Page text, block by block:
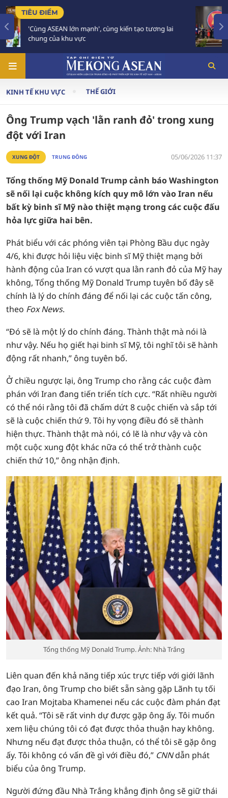
lai
59 năm ASEAN: Giữ vững đoàn kết, định
KINH TẾ KHU VỰC THẾ GIỚI
Ông Trump vạch 'lằn ranh đỏ' trong xung
đột với Iran
XUNG ĐỘT TRUNG ĐÔNG 05/06/2026 11:37
Tổng thống Mỹ Donald Trump cảnh báo Washington
sẽ nối lại cuộc không kích quy mô lớn vào Iran nếu
bất kỳ binh sĩ Mỹ nào thiệt mạng trong các cuộc đấu
hỏa lực giữa hai bên.
Phát biểu với các phóng viên tại Phòng Bầu dục ngày
4/6, khi được hỏi liệu việc binh sĩ Mỹ thiệt mạng bởi
hành động của Iran có vượt qua lằn ranh đỏ của Mỹ hay
không, Tổng thống Mỹ Donald Trump tuyên bố đây sẽ
chính là lý do chính đáng để nối lại các cuộc tấn công,
theo Fox News.
“Đó sẽ là một lý do chính đáng. Thành thật mà nói là
như vậy. Nếu họ giết hại binh sĩ Mỹ, tôi nghĩ tôi sẽ hành
động rất nhanh,” ông tuyên bố.
Ở chiều ngược lại, ông Trump cho rằng các cuộc đàm
phán với Iran đang tiến triển tích cực. “Rất nhiều người
có thể nói rằng tôi đã chấm dứt 8 cuộc chiến và sắp tới
sẽ là cuộc chiến thứ 9. Tôi hy vọng điều đó sẽ thành
hiện thực. Thành thật mà nói, có lẽ là như vậy và còn
một cuộc xung đột khác nữa có thể trở thành cuộc
chiến thứ 10,” ông nhận định.
Tổng thống Mỹ Donald Trump. Ảnh: Nhà Trắng
Liên quan đến khả năng tiếp xúc trực tiếp với giới lãnh
đạo Iran, ông Trump cho biết sẵn sàng gặp Lãnh tụ tối
cao Iran Mojtaba Khamenei nếu các cuộc đàm phán đạt
kết quả. “Tôi sẽ rất vinh dự được gặp ông ấy. Tôi muốn
xem liệu chúng tôi có đạt được thỏa thuận hay không.
Nhưng nếu đạt được thỏa thuận, có thể tôi sẽ gặp ông
ấy. Tôi không có vấn đề gì với điều đó,” CNNdẫn phát
biểu của ông Trump.
Người đứng đầu Nhà Trắng khẳng định ông sẽ giữ thái